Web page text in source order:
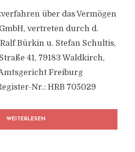
über das Vermögen
vertreten durch d.
Bürkin u. Stefan Schultis,
41, 79183 Waldkirch,
Freiburg
Nr.: HRB 705029
WEITERLESEN